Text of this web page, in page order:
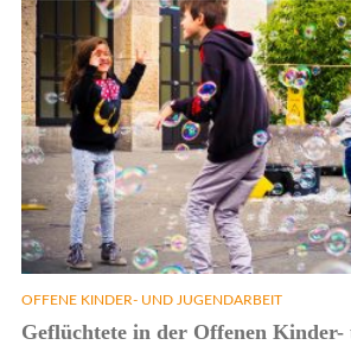
OFFENE KINDER- UND JUGENDARBEIT
Geflüchtete in der Offenen Kinder-